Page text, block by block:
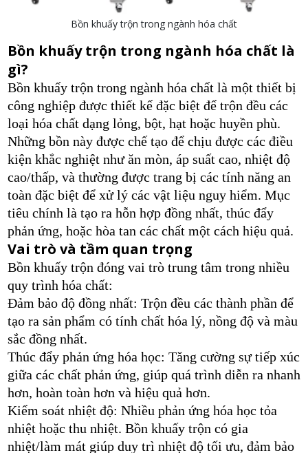
Bồn khuấy trộn trong ngành hóa chất
Bồn khuấy trộn trong ngành hóa chất là
gì?
Bồn khuấy trộn trong ngành hóa chất là một thiết bị
công nghiệp được thiết kế đặc biệt để trộn đều các
loại hóa chất dạng lỏng, bột, hạt hoặc huyền phù.
Những bồn này được chế tạo để chịu được các điều
kiện khắc nghiệt như ăn mòn, áp suất cao, nhiệt độ
cao/thấp, và thường được trang bị các tính năng an
toàn đặc biệt để xử lý các vật liệu nguy hiểm. Mục
tiêu chính là tạo ra hỗn hợp đồng nhất, thúc đẩy
phản ứng, hoặc hòa tan các chất một cách hiệu quả.
Vai trò và tầm quan trọng
Bồn khuấy trộn đóng vai trò trung tâm trong nhiều
quy trình hóa chất:
Đảm bảo độ đồng nhất: Trộn đều các thành phần để
tạo ra sản phẩm có tính chất hóa lý, nồng độ và màu
sắc đồng nhất.
Thúc đẩy phản ứng hóa học: Tăng cường sự tiếp xúc
giữa các chất phản ứng, giúp quá trình diễn ra nhanh
hơn, hoàn toàn hơn và hiệu quả hơn.
Kiểm soát nhiệt độ: Nhiều phản ứng hóa học tỏa
nhiệt hoặc thu nhiệt. Bồn khuấy trộn có gia
nhiệt/làm mát giúp duy trì nhiệt độ tối ưu, đảm bảo